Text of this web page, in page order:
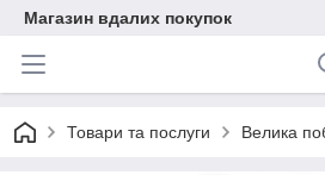
Магазин вдалих покупок
Товари та послуги Велика